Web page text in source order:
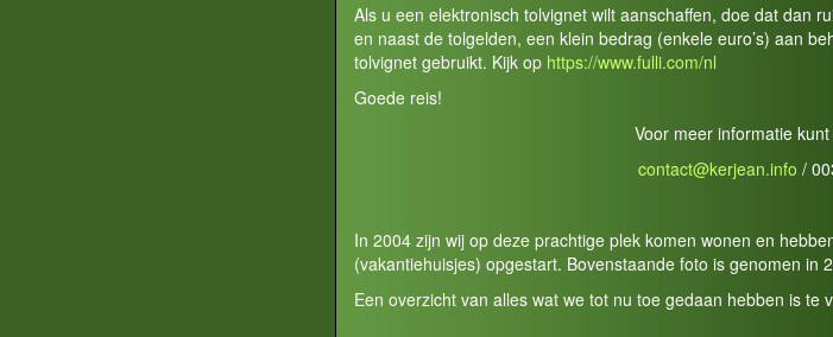
Als u een elektronisch tolvignet wilt aanschaffen, doe dat dan
en naast de tolgelden, een klein bedrag (enkele euro’s) aan
tolvignet gebruikt. Kijk op https://www.fulli.com/nl
Goede reis!
Voor meer informatie
contact@kerjean.info /
In 2004 zijn wij op deze prachtige plek komen wonen en
(vakantiehuisjes) opgestart. Bovenstaande foto is genomen in
Een overzicht van alles wat we tot nu toe gedaan hebben is te